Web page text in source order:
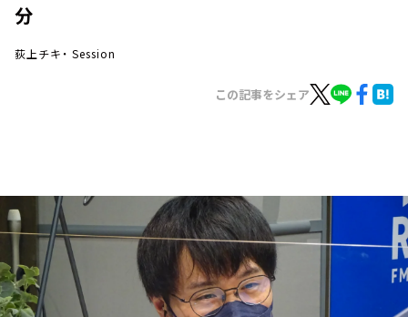
今日の番組表
YouTube
会社情報
分
荻上チキ・ Session
この記事をシェア